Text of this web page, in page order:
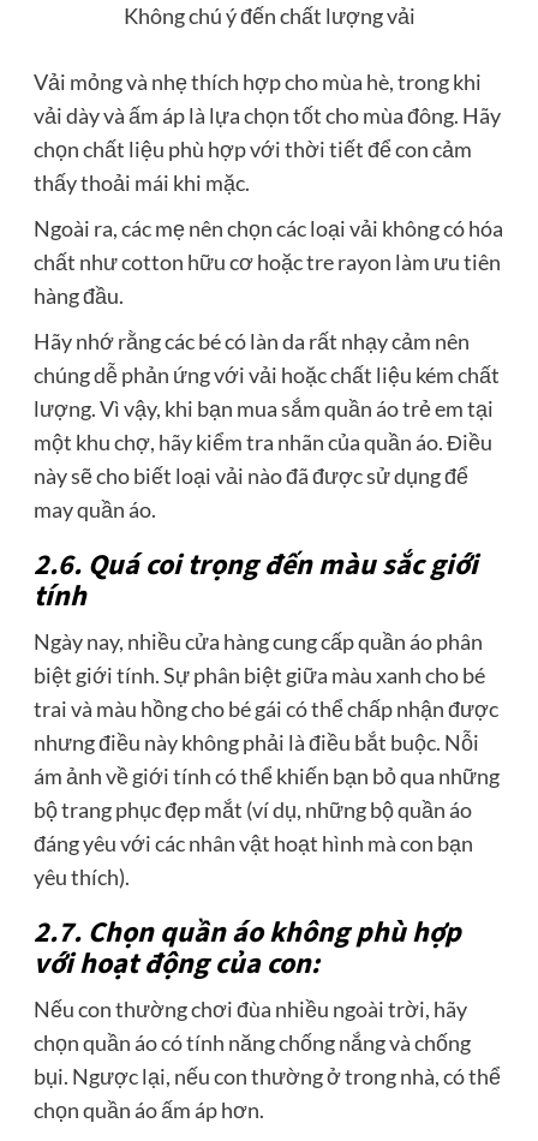
Không chú ý đến chất lượng vải
Vải mỏng và nhẹ thích hợp cho mùa hè, trong khi
vải dày và ấm áp là lựa chọn tốt cho mùa đông. Hãy
chọn chất liệu phù hợp với thời tiết để con cảm
thấy thoải mái khi mặc.
Ngoài ra, các mẹ nên chọn các loại vải không có hóa
chất như cotton hữu cơ hoặc tre rayon làm ưu tiên
hàng đầu.
Hãy nhớ rằng các bé có làn da rất nhạy cảm nên
chúng dễ phản ứng với vải hoặc chất liệu kém chất
lượng. Vì vậy, khi bạn mua sắm quần áo trẻ em tại
một khu chợ, hãy kiểm tra nhãn của quần áo. Điều
này sẽ cho biết loại vải nào đã được sử dụng để
may quần áo.
2.6. Quá coi trọng đến màu sắc giới
tính
Ngày nay, nhiều cửa hàng cung cấp quần áo phân
biệt giới tính. Sự phân biệt giữa màu xanh cho bé
trai và màu hồng cho bé gái có thể chấp nhận được
nhưng điều này không phải là điều bắt buộc. Nỗi
ám ảnh về giới tính có thể khiến bạn bỏ qua những
bộ trang phục đẹp mắt (ví dụ, những bộ quần áo
đáng yêu với các nhân vật hoạt hình mà con bạn
yêu thích).
2.7. Chọn quần áo không phù hợp
với hoạt động của con:
Nếu con thường chơi đùa nhiều ngoài trời, hãy
chọn quần áo có tính năng chống nắng và chống
bụi. Ngược lại, nếu con thường ở trong nhà, có thể
chọn quần áo ấm áp hơn.